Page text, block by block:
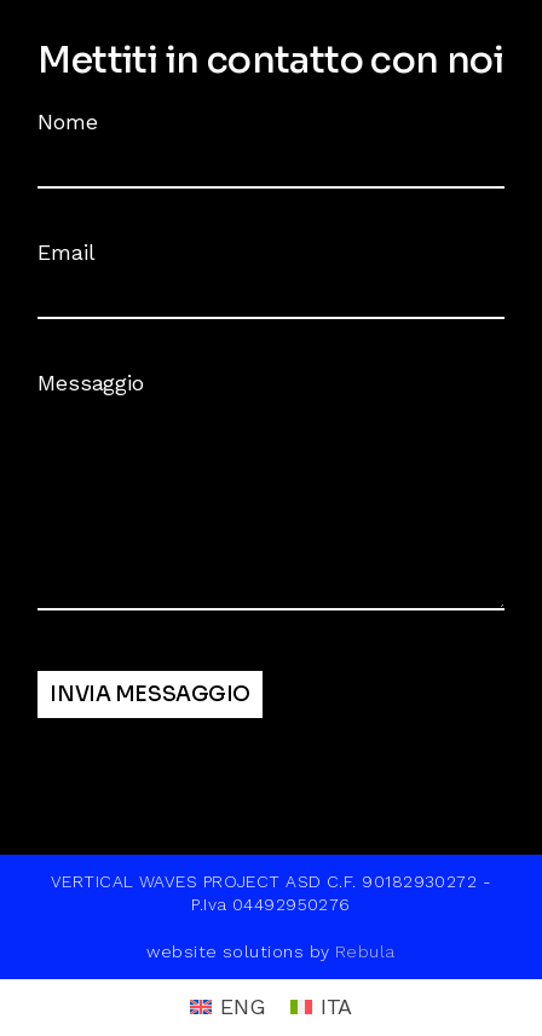
Mettiti in contatto con noi
Nome
Email
Messaggio
INVIA MESSAGGIO
VERTICAL WAVES PROJECT ASD C.F. 90182930272 -
P.Iva 04492950276
website solutions by Rebula
ENG ITA